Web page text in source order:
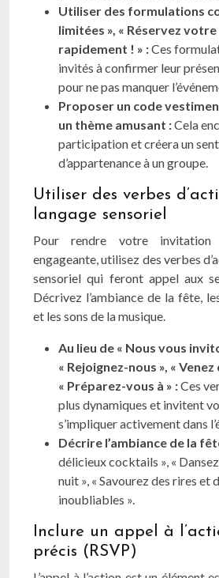
Utiliser des formulations
limitées », « Réservez
rapidement ! » :Ces
invités à confirmer leur
pour ne pas manquer
Proposer un code
un thème amusant :Cela
participation et créera un
d’appartenance à un groupe.
Utiliser des verbes
langage sensoriel
Pour rendre votre
engageante, utilisez des verbes
sensoriel qui feront appel aux
Décrivez l’ambiance de la fête,
et les sons de la musique.
Au lieu de « Nous vous
« Rejoignez-nous », «
« Préparez-vous à » :Ces
plus dynamiques et invitent
s’impliquer activement dans
Décrire l’ambiance de la
délicieux cocktails », «
nuit », « Savourez des rires et
inoubliables ».
Inclure un appel à
précis (RSVP)